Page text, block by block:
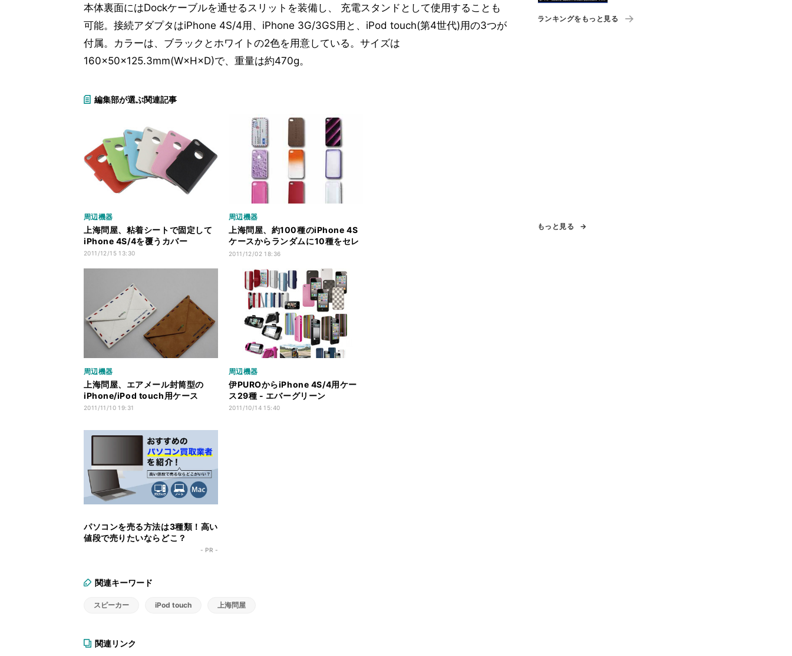
本体裏面にはDockケーブルを通せるスリットを装備し、 充電スタンドとして使用することも
可能。接続アダプタはiPhone 4S/4用、iPhone 3G/3GS用と、iPod touch(第4世代)用の3つが
付属。カラーは、ブラックとホワイトの2色を用意している。サイズは
160×50×125.3mm(W×H×D)で、重量は約470g。
編集部が選ぶ関連記事
周辺機器
上海問屋、粘着シートで固定して
iPhone 4S/4を覆うカバー
2011/12/15 13:30
周辺機器
上海問屋、約100種のiPhone 4S
ケースからランダムに10種をセレ
クトした福袋
2011/12/02 18:36
周辺機器
上海問屋、エアメール封筒型の
iPhone/iPod touch用ケース
2011/11/10 19:31
周辺機器
伊PUROからiPhone 4S/4用ケー
ス29種 - エバーグリーン
2011/10/14 15:40
パソコンを売る方法は3種類！高い
値段で売りたいならどこ？
- PR -
関連キーワード
スピーカー iPod touch 上海問屋
関連リンク
ランキングをもっと見る
もっと見る